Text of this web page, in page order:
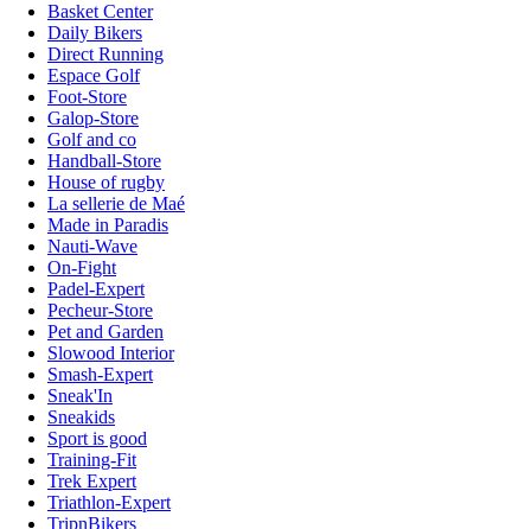
Basket Center
Daily Bikers
Direct Running
Espace Golf
Foot-Store
Galop-Store
Golf and co
Handball-Store
House of rugby
La sellerie de Maé
Made in Paradis
Nauti-Wave
On-Fight
Padel-Expert
Pecheur-Store
Pet and Garden
Slowood Interior
Smash-Expert
Sneak'In
Sneakids
Sport is good
Training-Fit
Trek Expert
Triathlon-Expert
TripnBikers